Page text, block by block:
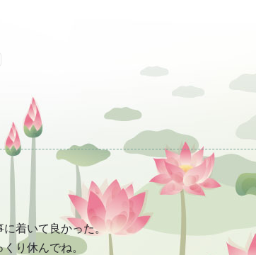
着いて良かった。
り休んでね。